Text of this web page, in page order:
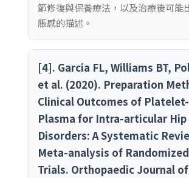
節修復與保養療法，以及治療後可能
脹感的描述。
[4]. Garcia FL, Williams BT,
et al. (2020). Preparation
Clinical Outcomes of
Plasma for Intra-articular Hip
Disorders: A Systematic
Meta-analysis of
Trials. Orthopaedic Journal